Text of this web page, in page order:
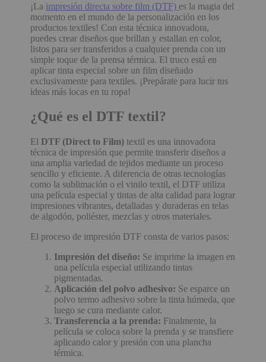
¡La impresión directa sobre film (DTF) es la magia del
momento en el mundo de la personalización en los
productos textiles! Con esta técnica innovadora,
puedes crear diseños que brillan y estallan en color,
listos para ser transferidos a cualquier prenda con un
simple toque de la prensa térmica. El truco está en
aplicar tinta especial sobre un film diseñado
exclusivamente para textiles. ¡Prepárate para lucir tus
ideas más locas en tu ropa!
¿Qué es el DTF textil?
ElDTF (Direct to Film) textil es una innovadora
técnica de impresión que permite transferir diseños a
una amplia variedad de tejidos mediante un proceso
sencillo y eficiente. A diferencia de otras tecnologías
como la sublimación o el vinilo textil, el DTF utiliza
una película especial y tintas de alta calidad para lograr
impresiones vibrantes, detalladas y duraderas en telas
de algodón, poliéster, mezclas y otros materiales.
El proceso de impresión DTF consta de varios pasos:
Impresión del diseño: Se imprime la imagen en
una película especial utilizando tintas
pigmentadas.
Aplicación del polvo adhesivo: Se esparce un
polvo termo adhesivo sobre la tinta húmeda, que
luego se cura mediante calor.
Transferencia a la prenda: Finalmente, la
película se coloca sobre la prenda y se transfiere
aplicando calor y presión con una plancha
térmica.